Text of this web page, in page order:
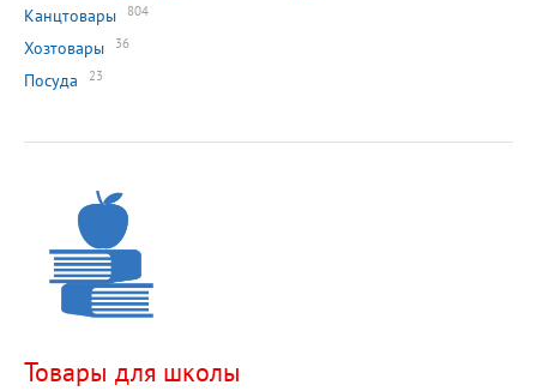
Канцтовары 804
Хозтовары 36
Посуда 23
Товары для школы